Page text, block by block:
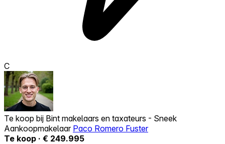
C
Te koop bij Bint makelaars en taxateurs - Sneek
Aankoopmakelaar Paco Romero Fuster
Te koop · € 249.995